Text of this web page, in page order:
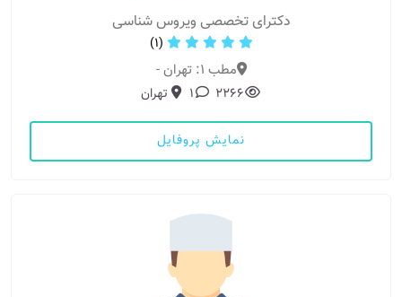
دکترای تخصصی ویروس شناسی
(1)
مطب 1: تهران -
2266
1 تهران
نمایش پروفایل